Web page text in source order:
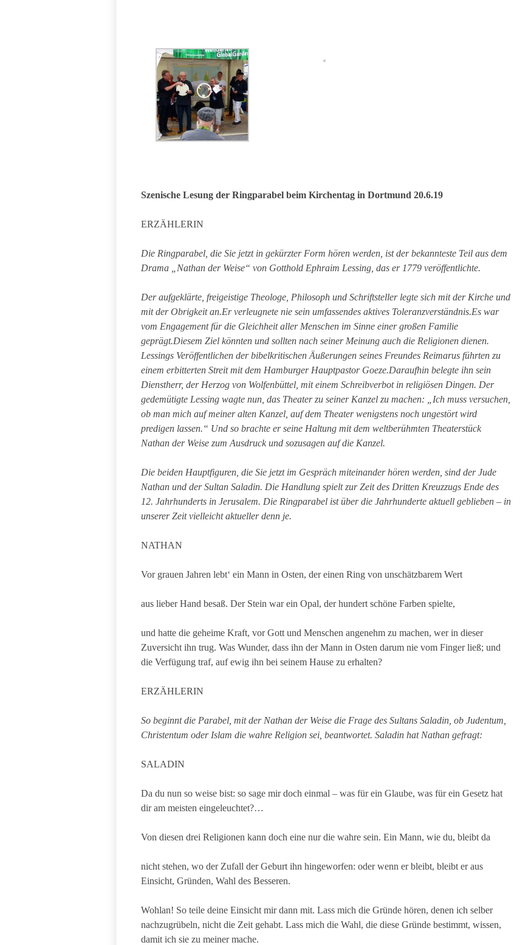
Szenische Lesung der Ringparabel beim Kirchentag in Dortmund 20.6.19
ERZÄHLERIN
Die Ringparabel, die Sie jetzt in gekürzter Form hören werden, ist der bekannteste Teil aus dem
Drama „Nathan der Weise“ von Gotthold Ephraim Lessing, das er 1779 veröffentlichte.
Der aufgeklärte, freigeistige Theologe, Philosoph und Schriftsteller legte sich mit der Kirche und
mit der Obrigkeit an.Er verleugnete nie sein umfassendes aktives Toleranzverständnis.Es war
vom Engagement für die Gleichheit aller Menschen im Sinne einer großen Familie
geprägt.Diesem Ziel könnten und sollten nach seiner Meinung auch die Religionen dienen.
Lessings Veröffentlichen der bibelkritischen Äußerungen seines Freundes Reimarus führten zu
einem erbitterten Streit mit dem Hamburger Hauptpastor Goeze.Daraufhin belegte ihn sein
Dienstherr, der Herzog von Wolfenbüttel, mit einem Schreibverbot in religiösen Dingen. Der
gedemütigte Lessing wagte nun, das Theater zu seiner Kanzel zu machen: „Ich muss versuchen,
ob man mich auf meiner alten Kanzel, auf dem Theater wenigstens noch ungestört wird
predigen lassen.“ Und so brachte er seine Haltung mit dem weltberühmten Theaterstück
Nathan der Weise zum Ausdruck und sozusagen auf die Kanzel.
Die beiden Hauptfiguren, die Sie jetzt im Gespräch miteinander hören werden, sind der Jude
Nathan und der Sultan Saladin. Die Handlung spielt zur Zeit des Dritten Kreuzzugs Ende des
12. Jahrhunderts in Jerusalem. Die Ringparabel ist über die Jahrhunderte aktuell geblieben – in
unserer Zeit vielleicht aktueller denn je.
NATHAN
Vor grauen Jahren lebt‘ ein Mann in Osten, der einen Ring von unschätzbarem Wert
aus lieber Hand besaß. Der Stein war ein Opal, der hundert schöne Farben spielte,
und hatte die geheime Kraft, vor Gott und Menschen angenehm zu machen, wer in dieser
Zuversicht ihn trug. Was Wunder, dass ihn der Mann in Osten darum nie vom Finger ließ; und
die Verfügung traf, auf ewig ihn bei seinem Hause zu erhalten?
ERZÄHLERIN
So beginntdie Parabel, mit derNathan der Weise die Frage des Sultans Saladin, ob Judentum,
Christentum oder Islam die wahre Religion sei, beantwortet. Saladin hat Nathan gefragt:
SALADIN
Da du nun so weise bist: so sage mir doch einmal – was für ein Glaube, was für ein Gesetz hat
dir am meisten eingeleuchtet?…
Von diesen drei Religionen kann doch eine nur die wahre sein. Ein Mann, wie du, bleibt da
nicht stehen, wo der Zufall der Geburt ihn hingeworfen: oder wenn er bleibt, bleibt er aus
Einsicht, Gründen, Wahl des Besseren.
Wohlan! So teile deine Einsicht mir dann mit. Lass mich die Gründe hören, denen ich selber
nachzugrübeln, nicht die Zeit gehabt. Lass mich die Wahl, die diese Gründe bestimmt, wissen,
damit ich sie zu meiner mache.